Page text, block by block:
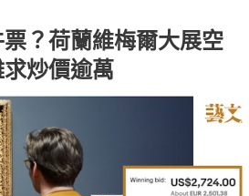
？荷蘭維梅爾大展空
炒價逾萬